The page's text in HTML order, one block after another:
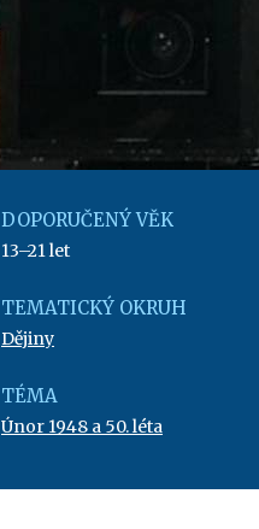
DOPORUČENÝ VĚK
13–21 let
TEMATICKÝ OKRUH
Dějiny
TÉMA
Únor 1948 a 50. léta